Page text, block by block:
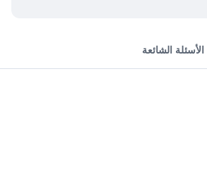
الأسئلة الشائعة